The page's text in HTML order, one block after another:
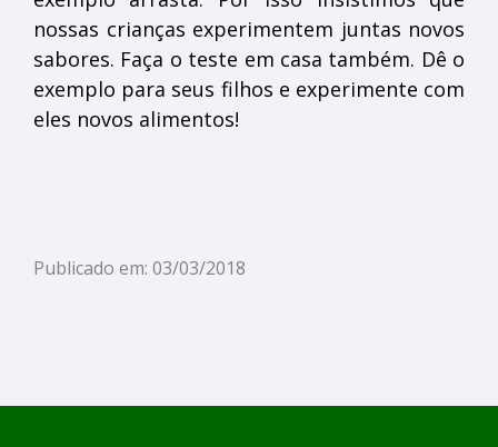
nossas crianças experimentem juntas novos
sabores. Faça o teste em casa também. Dê o
exemplo para seus filhos e experimente com
eles novos alimentos!
Publicado em: 03/03/2018